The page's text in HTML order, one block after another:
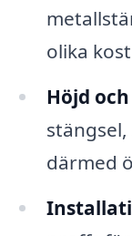
olika
Höjd
därmed